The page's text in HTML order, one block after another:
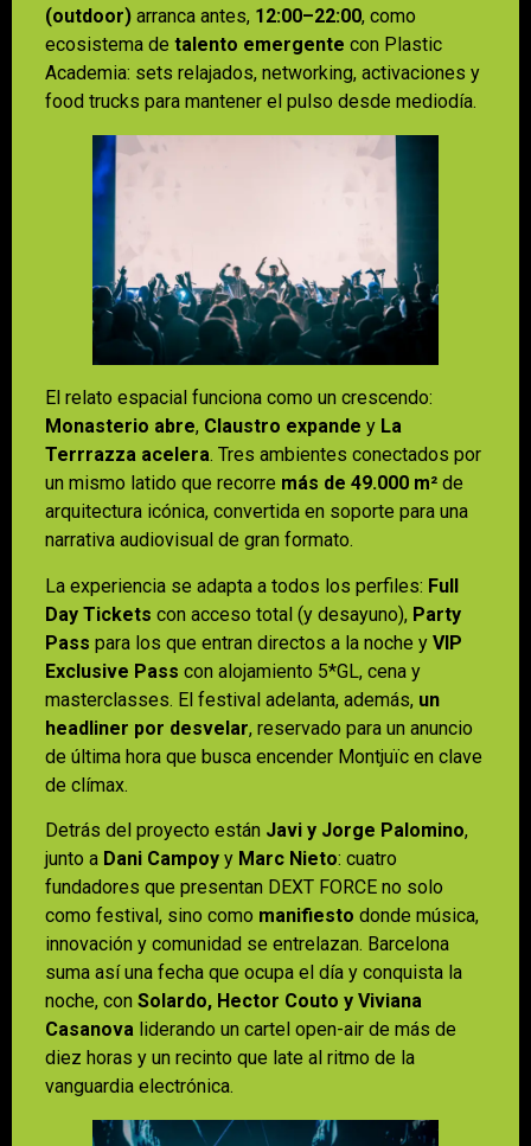
(outdoor) arranca antes, 12:00–22:00, como
ecosistema de talento emergente con Plastic
Academia: sets relajados, networking, activaciones y
food trucks para mantener el pulso desde mediodía.
El relato espacial funciona como un crescendo:
Monasterio abre, Claustro expande y La
Terrrazza acelera. Tres ambientes conectados por
un mismo latido que recorre más de 49.000 m² de
arquitectura icónica, convertida en soporte para una
narrativa audiovisual de gran formato.
La experiencia se adapta a todos los perfiles: Full
Day Tickets con acceso total (y desayuno), Party
Pass para los que entran directos a la noche y VIP
Exclusive Pass con alojamiento 5*GL, cena y
masterclasses. El festival adelanta, además, un
headliner por desvelar, reservado para un anuncio
de última hora que busca encender Montjuïc en clave
de clímax.
Detrás del proyecto están Javi y Jorge Palomino,
junto a Dani Campoy y Marc Nieto: cuatro
fundadores que presentan DEXT FORCE no solo
como festival, sino como manifiesto donde música,
innovación y comunidad se entrelazan. Barcelona
suma así una fecha que ocupa el día y conquista la
noche, con Solardo, Hector Couto y Viviana
Casanova liderando un cartel open-air de más de
diez horas y un recinto que late al ritmo de la
vanguardia electrónica.